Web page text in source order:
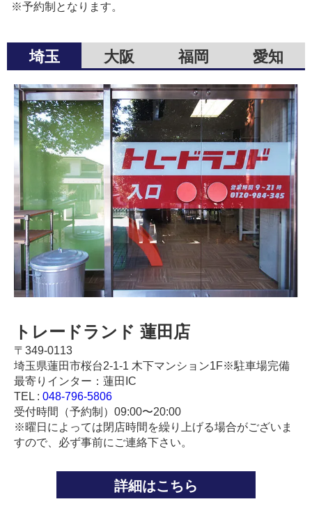
※予約制となります。
埼玉 大阪 福岡 愛知
トレードランド 蓮田店
〒349-0113
埼玉県蓮田市桜台2-1-1 木下マンション1F※駐車場完備
最寄りインター：蓮田IC
TEL : 048-796-5806
受付時間（予約制）09:00〜20:00
※曜日によっては閉店時間を繰り上げる場合がございま
すので、必ず事前にご連絡下さい。
詳細はこちら